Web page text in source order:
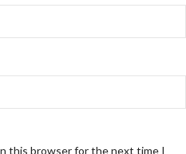
this browser for the next time I